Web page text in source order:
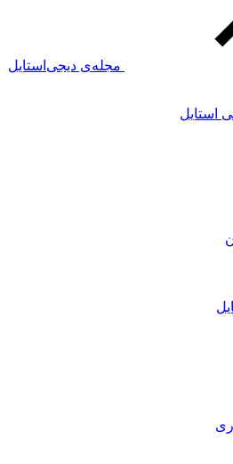
مجله‌ی دیجی‌استایل
استایل